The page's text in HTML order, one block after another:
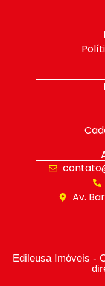
Av.
Edileusa Imóveis -